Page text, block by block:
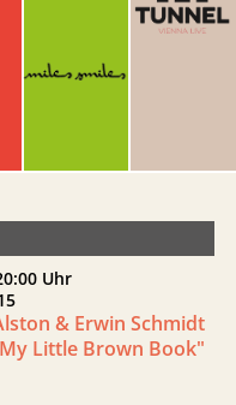
Uhr
& Erwin Schmidt
Little Brown Book"